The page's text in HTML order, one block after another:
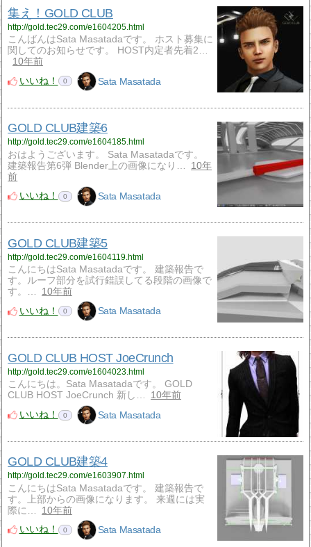
集え！GOLD CLUB
http://gold.tec29.com/e1604205.html
こんばんはSata Masatadaです。 ホスト募集に
関してのお知らせです。 HOST内定者先着2…
10年前
いいね！
0 Sata Masatada
GOLD CLUB建築6
http://gold.tec29.com/e1604185.html
おはようございます。 Sata Masatadaです。
建築報告第6弾 Blender上の画像になり…
10年
前
いいね！
0 Sata Masatada
GOLD CLUB建築5
http://gold.tec29.com/e1604119.html
こんにちはSata Masatadaです。 建築報告で
す。ルーフ部分を試行錯誤してる段階の画像で
す。…
10年前
いいね！
0 Sata Masatada
GOLD CLUB HOST JoeCrunch
http://gold.tec29.com/e1604023.html
こんにちは。Sata Masatadaです。 GOLD
CLUB HOST JoeCrunch 新し…
10年前
いいね！
0 Sata Masatada
GOLD CLUB建築4
http://gold.tec29.com/e1603907.html
こんにちはSata Masatadaです。 建築報告で
す。上部からの画像になります。 来週には実
際に…
10年前
いいね！
0 Sata Masatada